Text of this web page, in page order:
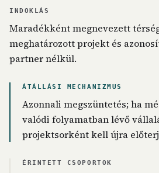
INDOKLÁS
Maradékként megnevezett
meghatározott projekt és
partner nélkül.
ÁTÁLLÁSI MECHANIZMUS
Azonnali megszüntetés; ha
valódi folyamatban lévő
projektsorként kell újra
ÉRINTETT CSOPORTOK